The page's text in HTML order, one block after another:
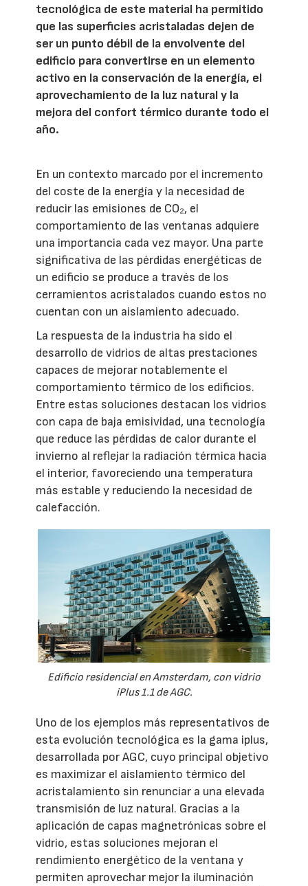
tecnológica de este material ha permitido
que las superficies acristaladas dejen de
ser un punto débil de la envolvente del
edificio para convertirse en un elemento
activo en la conservación de la energía, el
aprovechamiento de la luz natural y la
mejora del confort térmico durante todo el
año.
En un contexto marcado por el incremento
del coste de la energía y la necesidad de
reducir las emisiones de CO₂, el
comportamiento de las ventanas adquiere
una importancia cada vez mayor. Una parte
significativa de las pérdidas energéticas de
un edificio se produce a través de los
cerramientos acristalados cuando estos no
cuentan con un aislamiento adecuado.
La respuesta de la industria ha sido el
desarrollo de vidrios de altas prestaciones
capaces de mejorar notablemente el
comportamiento térmico de los edificios.
Entre estas soluciones destacan los vidrios
con capa de baja emisividad, una tecnología
que reduce las pérdidas de calor durante el
invierno al reflejar la radiación térmica hacia
el interior, favoreciendo una temperatura
más estable y reduciendo la necesidad de
calefacción.
Edificio residencial en Amsterdam, con vidrio
iPlus 1.1 de AGC.
Uno de los ejemplos más representativos de
esta evolución tecnológica es la gama iplus,
desarrollada por AGC, cuyo principal objetivo
es maximizar el aislamiento térmico del
acristalamiento sin renunciar a una elevada
transmisión de luz natural. Gracias a la
aplicación de capas magnetrónicas sobre el
vidrio, estas soluciones mejoran el
rendimiento energético de la ventana y
permiten aprovechar mejor la iluminación